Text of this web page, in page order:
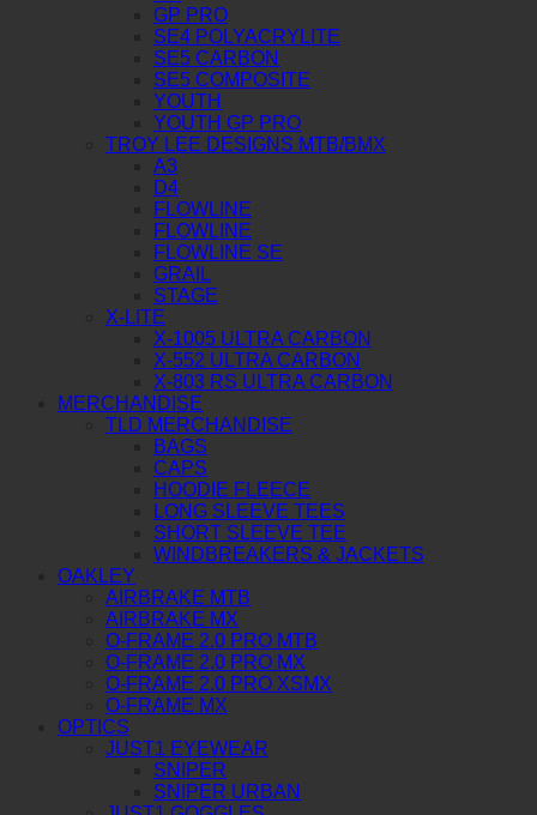
GP PRO
SE4 POLYACRYLITE
SE5 CARBON
SE5 COMPOSITE
YOUTH
YOUTH GP PRO
TROY LEE DESIGNS MTB/BMX
A3
D4
FLOWLINE
FLOWLINE
FLOWLINE SE
GRAIL
STAGE
X-LITE
X-1005 ULTRA CARBON
X-552 ULTRA CARBON
X-803 RS ULTRA CARBON
MERCHANDISE
TLD MERCHANDISE
BAGS
CAPS
HOODIE FLEECE
LONG SLEEVE TEES
SHORT SLEEVE TEE
WINDBREAKERS & JACKETS
OAKLEY
AIRBRAKE MTB
AIRBRAKE MX
O-FRAME 2.0 PRO MTB
O-FRAME 2.0 PRO MX
O-FRAME 2.0 PRO XSMX
O-FRAME MX
OPTICS
JUST1 EYEWEAR
SNIPER
SNIPER URBAN